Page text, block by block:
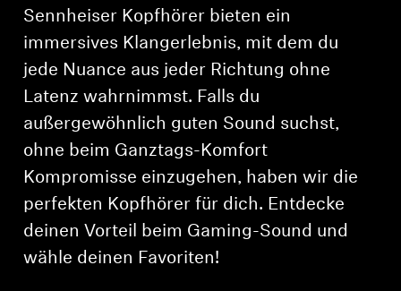
AMBEO entdecken
AMBEO Ersatzteile & Zubehör
Entdecken
Über uns
Innovationen
Soundspace
Sennheiser Kopfhörer bieten ein
immersives Klangerlebnis, mit dem du
jede Nuance aus jeder Richtung ohne
Latenz wahrnimmst. Falls du
außergewöhnlich guten Sound suchst,
ohne beim Ganztags-Komfort
Kompromisse einzugehen, haben wir die
perfekten Kopfhörer für dich. Entdecke
deinen Vorteil beim Gaming-Sound und
wähle deinen Favoriten!